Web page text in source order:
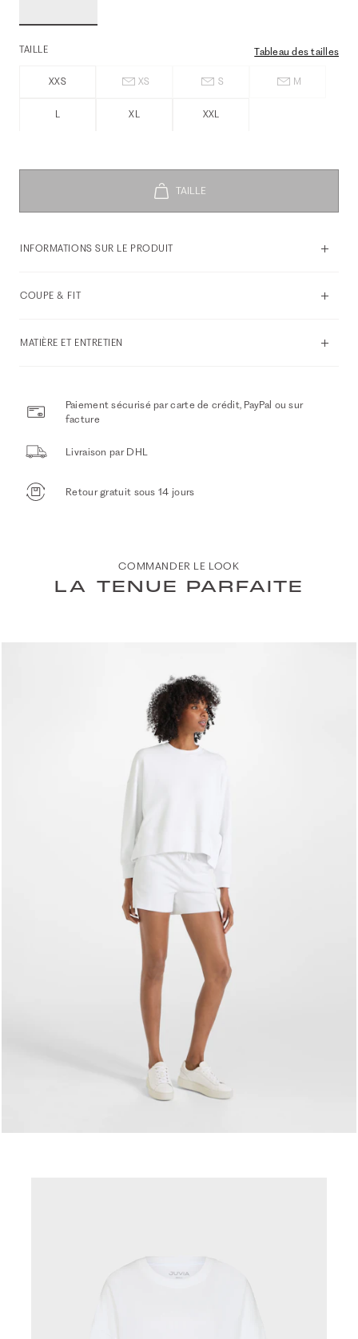
TAILLE Tableau des tailles
XXS XS S M
L XL XXL
INFORMATIONS SUR LE PRODUIT
COUPE & FIT
MATIÈRE ET ENTRETIEN
Paiement sécurisé par carte de crédit, PayPal ou sur
facture
Livraison par DHL
Retour gratuit sous 14 jours
COMMANDER LE LOOK
LA TENUE PARFAITE